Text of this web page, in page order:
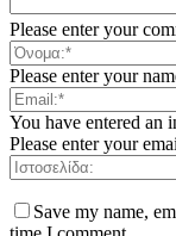
Please enter your
Please enter your
You have entered an
Please enter your
Save my name,